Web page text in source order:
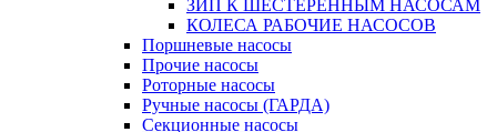
ЗИП К ШЕСТЕРЕННЫМ НАСОСАМ
КОЛЕСА РАБОЧИЕ НАСОСОВ
Поршневые насосы
Прочие насосы
Роторные насосы
Ручные насосы (ГАРДА)
Секционные насосы